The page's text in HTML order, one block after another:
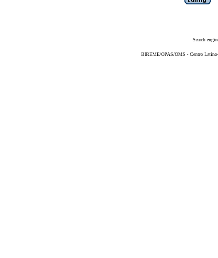
Search
BIREME/OPAS/OMS - Centro Latino-